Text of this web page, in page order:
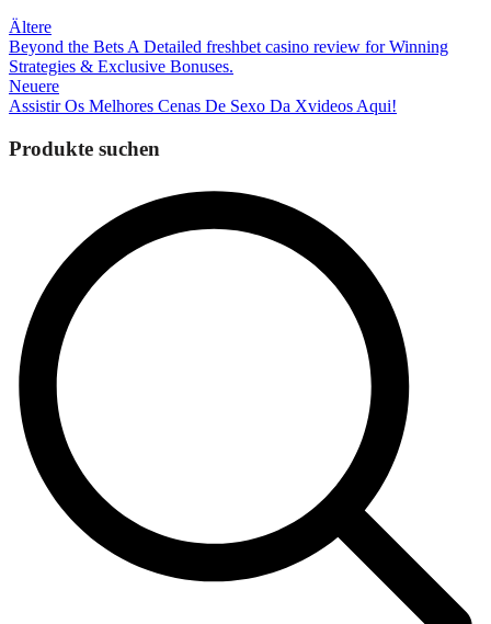
Beitragsnavigation
Ältere
Beyond the Bets A Detailed freshbet casino review for Winning
Strategies & Exclusive Bonuses.
Neuere
Assistir Os Melhores Cenas De Sexo Da Xvideos Aqui!
Produkte suchen